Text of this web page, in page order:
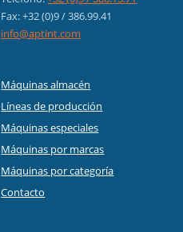
Fax: +32 (0)9 / 386.99.41
info@aptint.com
Máquinas almacén
Líneas de producción
Máquinas especiales
Máquinas por marcas
Máquinas por categoría
Contacto